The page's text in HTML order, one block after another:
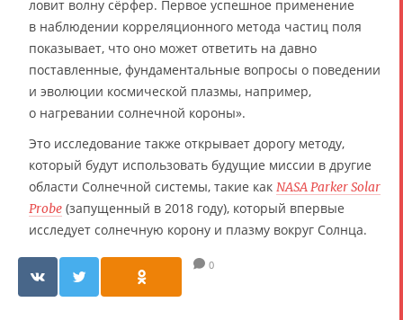
ловит волну сёрфер. Первое успешное применение
в наблюдении корреляционного метода частиц поля
показывает, что оно может ответить на давно
поставленные, фундаментальные вопросы о поведении
и эволюции космической плазмы, например,
о нагревании солнечной короны».
Это исследование также открывает дорогу методу,
который будут использовать будущие миссии в другие
области Солнечной системы, такие как NASA Parker Solar
Probe (запущенный в 2018 году), который впервые
исследует солнечную корону и плазму вокруг Солнца.
0